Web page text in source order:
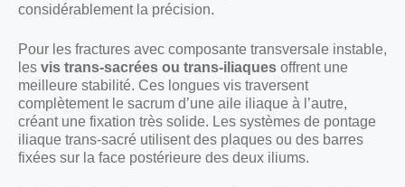
considérablement la précision.
Pour les fractures avec composante transversale instable,
les vis trans-sacrées ou trans-iliaques offrent une
meilleure stabilité. Ces longues vis traversent
complètement le sacrum d’une aile iliaque à l’autre,
créant une fixation très solide. Les systèmes de pontage
iliaque trans-sacré utilisent des plaques ou des barres
fixées sur la face postérieure des deux iliums.